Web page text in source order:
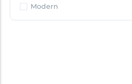
Modern